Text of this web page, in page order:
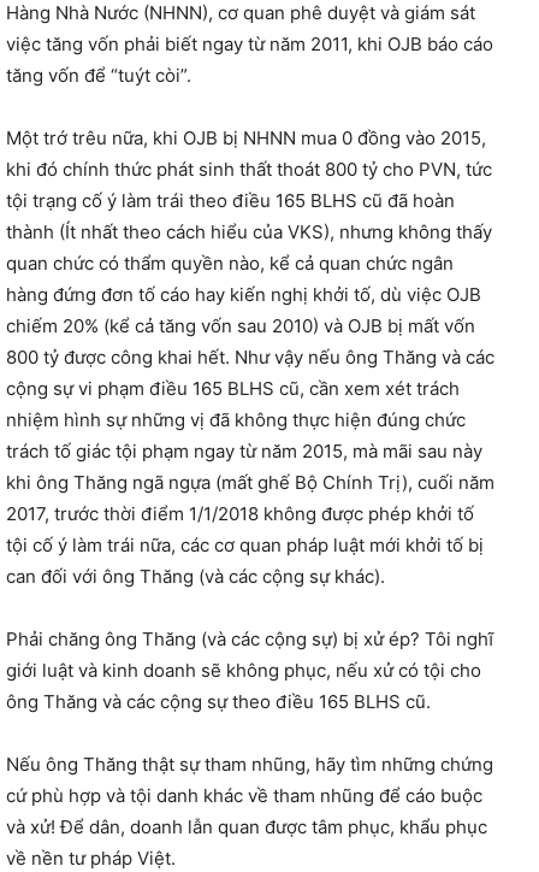
Hàng Nhà Nước (NHNN), cơ quan phê duyệt và giám sát
việc tăng vốn phải biết ngay từ năm 2011, khi OJB báo cáo
tăng vốn để “tuýt còi”.
Một trớ trêu nữa, khi OJB bị NHNN mua 0 đồng vào 2015,
khi đó chính thức phát sinh thất thoát 800 tỷ cho PVN, tức
tội trạng cố ý làm trái theo điều 165 BLHS cũ đã hoàn
thành (Ít nhất theo cách hiểu của VKS), nhưng không thấy
quan chức có thẩm quyền nào, kể cả quan chức ngân
hàng đứng đơn tố cáo hay kiến nghị khởi tố, dù việc OJB
chiếm 20% (kể cả tăng vốn sau 2010) và OJB bị mất vốn
800 tỷ được công khai hết. Như vậy nếu ông Thăng và các
cộng sự vi phạm điều 165 BLHS cũ, cần xem xét trách
nhiệm hình sự những vị đã không thực hiện đúng chức
trách tố giác tội phạm ngay từ năm 2015, mà mãi sau này
khi ông Thăng ngã ngựa (mất ghế Bộ Chính Trị), cuối năm
2017, trước thời điểm 1/1/2018 không được phép khởi tố
tội cố ý làm trái nữa, các cơ quan pháp luật mới khởi tố bị
can đối với ông Thăng (và các cộng sự khác).
Phải chăng ông Thăng (và các cộng sự) bị xử ép? Tôi nghĩ
giới luật và kinh doanh sẽ không phục, nếu xử có tội cho
ông Thăng và các cộng sự theo điều 165 BLHS cũ.
Nếu ông Thăng thật sự tham nhũng, hãy tìm những chứng
cứ phù hợp và tội danh khác về tham nhũng để cáo buộc
và xử! Để dân, doanh lẫn quan được tâm phục, khẩu phục
về nền tư pháp Việt.